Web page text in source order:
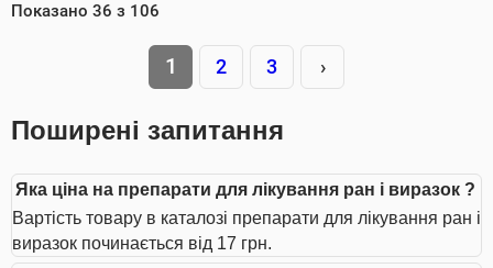
Показано 36 з 106
1 2 3 ›
Поширені запитання
Яка ціна на препарати для лікування ран і виразок ?
Вартість товару в каталозі препарати для лікування ран і
виразок починається від 17 грн.